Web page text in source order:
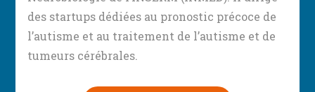
des startups dédiées au pronostic précoce de
l’autisme et au traitement de l’autisme et de
tumeurs cérébrales.